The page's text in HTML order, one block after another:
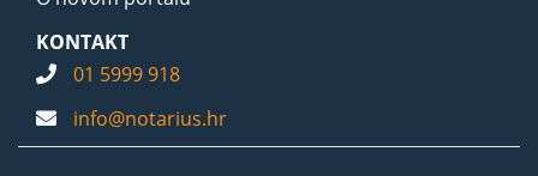
KONTAKT
01 5999 918
info@notarius.hr